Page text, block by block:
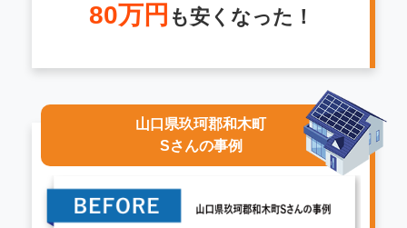
80万円 も安くなった！
山口県玖珂郡和木町
Sさんの事例